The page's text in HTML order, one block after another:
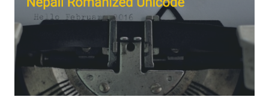
jaha chhan buddha ka aakha - bhaktaraj acharya
Download Patriotic Nepali Song: नेपालले के गर्यो मलाई, भन्न
छोडिदेउ Download: रातो र चन्द्र सुर्य / raato ra chandra
surya (रचनाकार: गोपाल प्रसाद रिमाल, गायक: फत्तेमान, संगीत:
अम्बर गुरुङ) Download: सयथरि बाजा एउटै ताल / saya thari